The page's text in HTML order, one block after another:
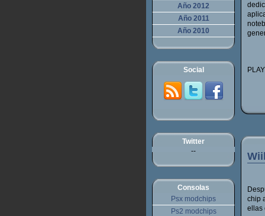
chip
ellas
Año 2012
Año 2011
Año 2010
Social
Twitter
--
Consolas
Psx modchips
Ps2 modchips